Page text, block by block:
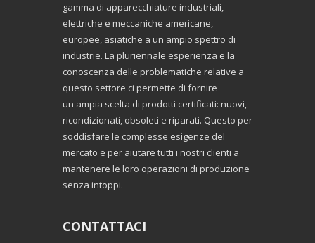
gamma di apparecchiature industriali,
elettriche e meccaniche americane,
europee, asiatiche a un ampio spettro di
industrie. La pluriennale esperienza e la
conoscenza delle problematiche relative a
questo settore ci permette di fornire
un'ampia scelta di prodotti certificati: nuovi,
ricondizionati, obsoleti e riparati. Questo per
soddisfare le complesse esigenze del
mercato e per aiutare tutti i nostri clienti a
mantenere le loro operazioni di produzione
senza intoppi.
CONTATTACI